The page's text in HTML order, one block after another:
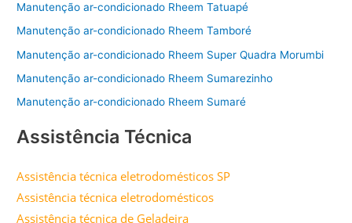
Manutenção ar-condicionado Rheem Tatuapé
Manutenção ar-condicionado Rheem Tamboré
Manutenção ar-condicionado Rheem Super Quadra Morumbi
Manutenção ar-condicionado Rheem Sumarezinho
Manutenção ar-condicionado Rheem Sumaré
Assistência Técnica
Assistência técnica eletrodomésticos SP
Assistência técnica eletrodomésticos
Assistência técnica de Geladeira